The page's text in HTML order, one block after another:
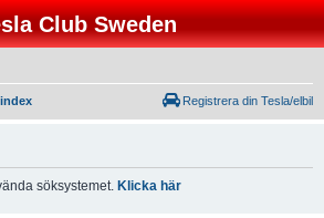
Club Sweden
Registrera din Tesla/elbil
söksystemet. Klicka här